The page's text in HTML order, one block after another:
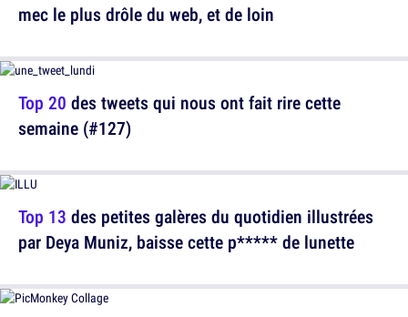
Top 20 des tweets qui nous ont fait rire cette
semaine (#127)
mec le plus drôle du web, et de loin
Top 13 des petites galères du quotidien illustrées
par Deya Muniz, baisse cette p***** de lunette